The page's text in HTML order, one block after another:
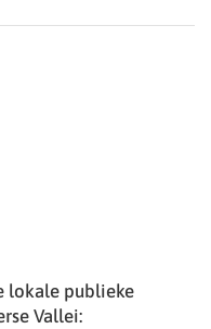
lokale publieke
Vallei: